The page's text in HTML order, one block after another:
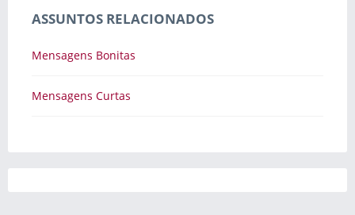
ASSUNTOS RELACIONADOS
Mensagens Bonitas
Mensagens Curtas